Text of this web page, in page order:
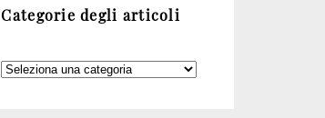
Categorie degli articoli
Categorie